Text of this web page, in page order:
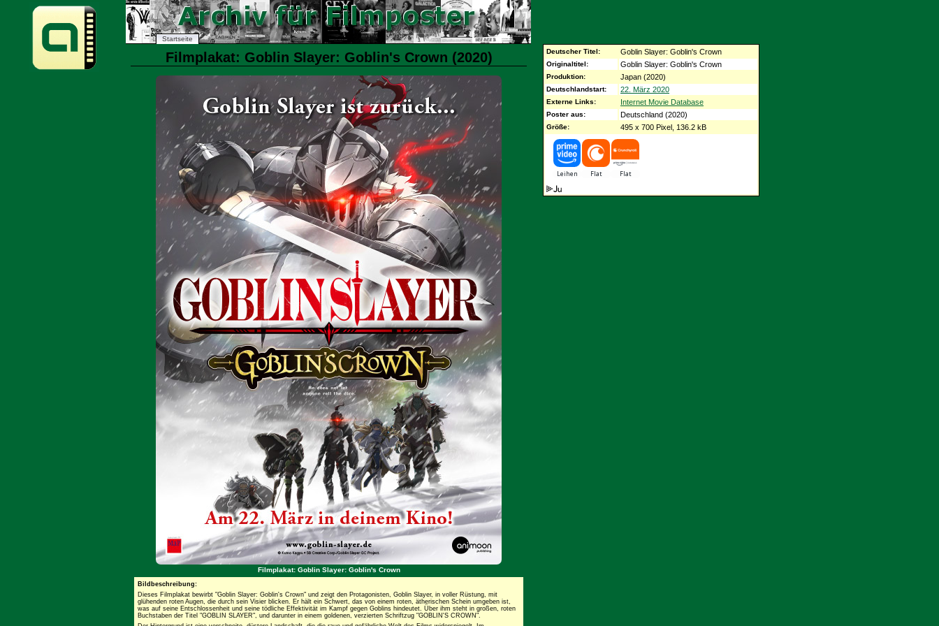
Startseite
Filmplakat: Goblin Slayer: Goblin's Crown (2020)
Filmplakat: Goblin Slayer: Goblin's Crown
Deutscher Titel: Goblin Slayer: Goblin's Crown
Originaltitel: Goblin Slayer: Goblin's Crown
Produktion: Japan (2020)
Deutschlandstart: 22. März 2020
Externe Links: Internet Movie Database
Poster aus: Deutschland (2020)
Größe: 495 x 700 Pixel, 136.2 kB
Bildbeschreibung:
Dieses Filmplakat bewirbt "Goblin Slayer: Goblin's Crown" und zeigt den Protagonisten, Goblin Slayer, in voller Rüstung, mit
glühenden roten Augen, die durch sein Visier blicken. Er hält ein Schwert, das von einem roten, ätherischen Schein umgeben ist,
was auf seine Entschlossenheit und seine tödliche Effektivität im Kampf gegen Goblins hindeutet. Über ihm steht in großen, roten
Buchstaben der Titel "GOBLIN SLAYER", und darunter in einem goldenen, verzierten Schriftzug "GOBLIN'S CROWN".